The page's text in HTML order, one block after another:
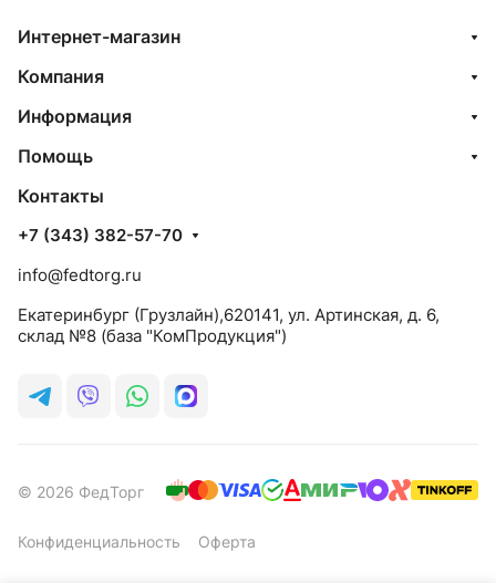
Интернет-магазин
Компания
Информация
Помощь
Контакты
+7 (343) 382-57-70
info@fedtorg.ru
Екатеринбург (Грузлайн),620141, ул. Артинская, д. 6,
склад №8 (база "КомПродукция")
© 2026 ФедТорг
Конфиденциальность Оферта